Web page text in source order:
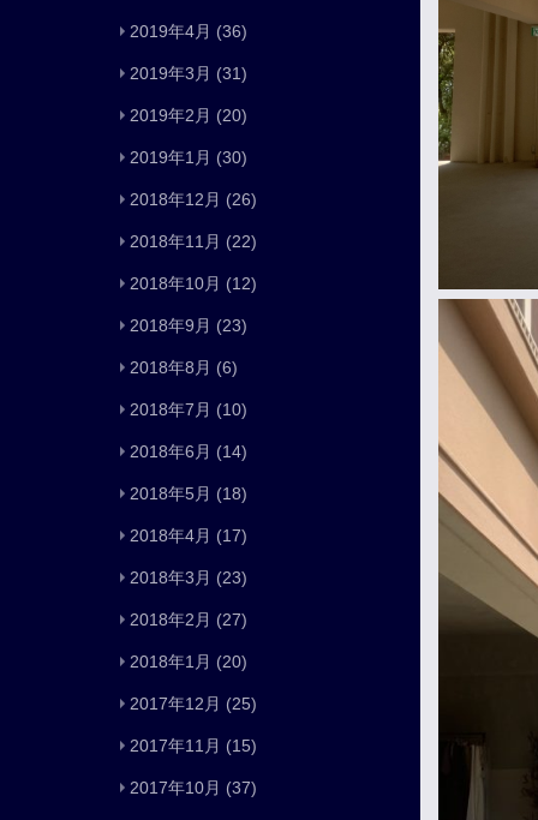
2019年4月 (36)
2019年3月 (31)
2019年2月 (20)
2019年1月 (30)
2018年12月 (26)
2018年11月 (22)
2018年10月 (12)
2018年9月 (23)
2018年8月 (6)
2018年7月 (10)
2018年6月 (14)
2018年5月 (18)
2018年4月 (17)
2018年3月 (23)
2018年2月 (27)
2018年1月 (20)
2017年12月 (25)
2017年11月 (15)
2017年10月 (37)